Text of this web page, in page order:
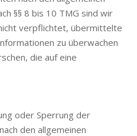
§§ 8 bis 10 TMG sind wir
verpflichtet, übermittelte
zu überwachen
die auf eine
oder Sperrung der
den allgemeinen